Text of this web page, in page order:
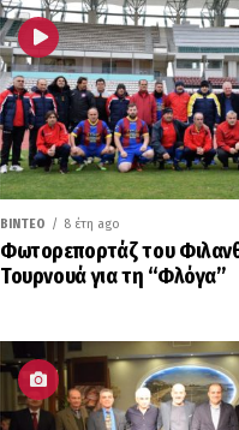
ΒΊΝΤΕΟ 8 έτη ago
Φωτορεπορτάζ του
Τουρνουά για τη “Φλόγα”